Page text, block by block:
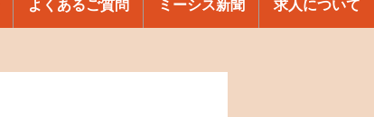
よくあるご質問 ミーシス新聞 求人について